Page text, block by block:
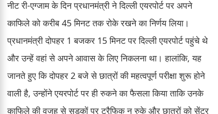
नीट री-एग्जाम के दिन प्रधानमंत्री ने दिल्ली एयरपोर्ट पर अपने
काफिले को करीब 45 मिनट तक रोके रखने का निर्णय लिया।
प्रधानमंत्री दोपहर 1 बजकर 15 मिनट पर दिल्ली एयरपोर्ट पहुंचे थे
और उन्हें वहां से अपने आवास के लिए निकलना था। हालांकि, यह
जानते हुए कि दोपहर 2 बजे से छात्रों की महत्वपूर्ण परीक्षा शुरू होने
वाली है, उन्होंने एयरपोर्ट पर ही रुकने का फैसला किया ताकि उनके
काफिले की वजह से सड़कों पर ट्रैफिक न रुके और छात्रों को सेंटर